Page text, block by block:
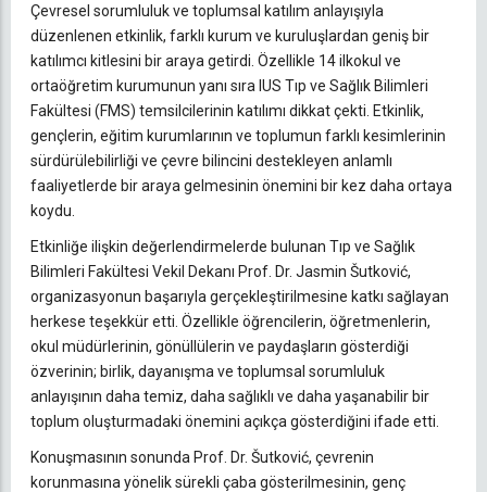
Çevresel sorumluluk ve toplumsal katılım anlayışıyla
düzenlenen etkinlik, farklı kurum ve kuruluşlardan geniş bir
katılımcı kitlesini bir araya getirdi. Özellikle 14 ilkokul ve
ortaöğretim kurumunun yanı sıra IUS Tıp ve Sağlık Bilimleri
Fakültesi (FMS) temsilcilerinin katılımı dikkat çekti. Etkinlik,
gençlerin, eğitim kurumlarının ve toplumun farklı kesimlerinin
sürdürülebilirliği ve çevre bilincini destekleyen anlamlı
faaliyetlerde bir araya gelmesinin önemini bir kez daha ortaya
koydu.
Etkinliğe ilişkin değerlendirmelerde bulunan Tıp ve Sağlık
Bilimleri Fakültesi Vekil Dekanı Prof. Dr. Jasmin Šutković,
organizasyonun başarıyla gerçekleştirilmesine katkı sağlayan
herkese teşekkür etti. Özellikle öğrencilerin, öğretmenlerin,
okul müdürlerinin, gönüllülerin ve paydaşların gösterdiği
özverinin; birlik, dayanışma ve toplumsal sorumluluk
anlayışının daha temiz, daha sağlıklı ve daha yaşanabilir bir
toplum oluşturmadaki önemini açıkça gösterdiğini ifade etti.
Konuşmasının sonunda Prof. Dr. Šutković, çevrenin
korunmasına yönelik sürekli çaba gösterilmesinin, genç